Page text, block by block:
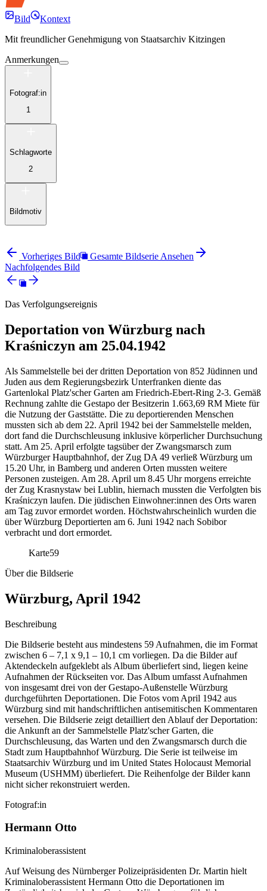
Bild
Kontext
Mit freundlicher Genehmigung von Staatsarchiv Kitzingen
Anmerkungen
Fotograf:in
1
Schlagworte
2
Bildmotiv
Vorheriges Bild
Gesamte Bildserie Ansehen
Nachfolgendes Bild
Das Verfolgungsereignis
Deportation von Würzburg nach
Kraśniczyn am 25.04.1942
Als Sammelstelle bei der dritten Deportation von 852 Jüdinnen und
Juden aus dem Regierungsbezirk Unterfranken diente das
Gartenlokal Platz'scher Garten am Friedrich-Ebert-Ring 2-3. Gemäß
Rechnung zahlte die Gestapo der Besitzerin 1.663,69 RM Miete für
die Nutzung der Gaststätte. Die zu deportierenden Menschen
mussten sich ab dem 22. April 1942 bei der Sammelstelle melden,
dort fand die Durchschleusung inklusive körperlicher Durchsuchung
statt. Am 25. April erfolgte tagsüber der Zwangsmarsch zum
Würzburger Hauptbahnhof, der Zug DA 49 verließ Würzburg um
15.20 Uhr, in Bamberg und anderen Orten mussten weitere
Personen zusteigen. Am 28. April um 8.45 Uhr morgens erreichte
der Zug Krasnystaw bei Lublin, hiernach mussten die Verfolgten bis
Kraśniczyn laufen. Die jüdischen Einwohner:innen des Orts waren
am Tag zuvor ermordet worden. Höchstwahrscheinlich wurden die
über Würzburg Deportierten am 6. Juni 1942 nach Sobibor
verbracht und dort ermordet.
Karte59
Über die Bildserie
Würzburg, April 1942
Beschreibung
Die Bildserie besteht aus mindestens 59 Aufnahmen, die im Format
zwischen 6 – 7,1 x 9,1 – 10,1 cm vorliegen. Da die Bilder auf
Aktendeckeln aufgeklebt als Album überliefert sind, liegen keine
Aufnahmen der Rückseiten vor. Das Album umfasst Aufnahmen
von insgesamt drei von der Gestapo-Außenstelle Würzburg
durchgeführten Deportationen. Die Fotos vom April 1942 aus
Würzburg sind mit handschriftlichen antisemitischen Kommentaren
versehen. Die Bildserie zeigt detailliert den Ablauf der Deportation:
die Ankunft an der Sammelstelle Platz'scher Garten, die
Durchschleusung, das Warten und den Zwangsmarsch durch die
Stadt zum Hauptbahnhof Würzburg. Die Serie ist teilweise im
Staatsarchiv Würzburg und im United States Holocaust Memorial
Museum (USHMM) überliefert. Die Reihenfolge der Bilder kann
nicht sicher rekonstruiert werden.
Fotograf:in
Hermann Otto
Kriminaloberassistent
Auf Weisung des Nürnberger Polizeipräsidenten Dr. Martin hielt
Kriminaloberassistent Hermann Otto die Deportationen im